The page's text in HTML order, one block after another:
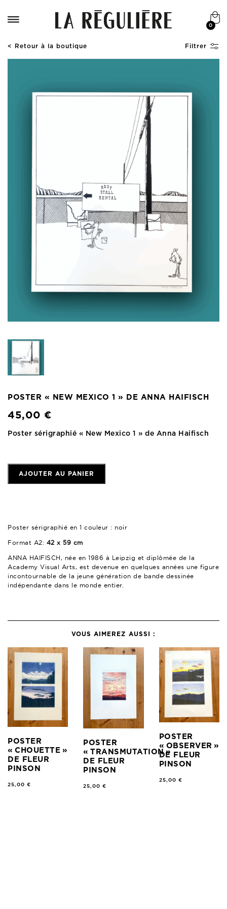
0
< Retour à la boutique Filtrer
POSTER « NEW MEXICO 1 » DE ANNA HAIFISCH
45,00 €
Poster sérigraphié « New Mexico 1 » de Anna Haifisch
AJOUTER AU PANIER
Poster sérigraphié en 1 couleur : noir
Format A2: 42 x 59 cm
ANNA HAIFISCH, née en 1986 à Leipzig et diplômée de la
Academy Visual Arts, est devenue en quelques années une figure
incontournable de la jeune génération de bande dessinée
indépendante dans le monde entier.
VOUS AIMEREZ AUSSI :
POSTER
« CHOUETTE »
DE FLEUR
PINSON
25,00 €
POSTER
« TRANSMUTATION »
DE FLEUR
PINSON
25,00€
POSTER
« OBSERVER »
DE FLEUR
PINSON
25,00 €